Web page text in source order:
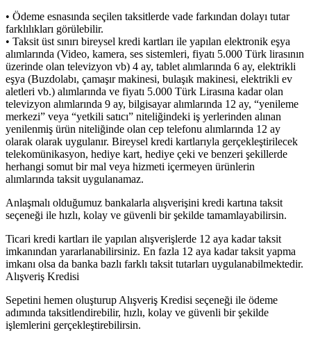
• Ödeme esnasında seçilen taksitlerde vade farkından dolayı tutar
farklılıkları görülebilir.
• Taksit üst sınırı bireysel kredi kartları ile yapılan elektronik eşya
alımlarında (Video, kamera, ses sistemleri, fiyatı 5.000 Türk lirasının
üzerinde olan televizyon vb) 4 ay, tablet alımlarında 6 ay, elektrikli
eşya (Buzdolabı, çamaşır makinesi, bulaşık makinesi, elektrikli ev
aletleri vb.) alımlarında ve fiyatı 5.000 Türk Lirasına kadar olan
televizyon alımlarında 9 ay, bilgisayar alımlarında 12 ay, “yenileme
merkezi” veya “yetkili satıcı” niteliğindeki iş yerlerinden alınan
yenilenmiş ürün niteliğinde olan cep telefonu alımlarında 12 ay
olarak olarak uygulanır. Bireysel kredi kartlarıyla gerçekleştirilecek
telekomünikasyon, hediye kart, hediye çeki ve benzeri şekillerde
herhangi somut bir mal veya hizmeti içermeyen ürünlerin
alımlarında taksit uygulanamaz.
Anlaşmalı olduğumuz bankalarla alışverişini kredi kartına taksit
seçeneği ile hızlı, kolay ve güvenli bir şekilde tamamlayabilirsin.
Ticari kredi kartları ile yapılan alışverişlerde 12 aya kadar taksit
imkanından yararlanabilirsiniz. En fazla 12 aya kadar taksit yapma
imkanı olsa da banka bazlı farklı taksit tutarları uygulanabilmektedir.
Alışveriş Kredisi
Sepetini hemen oluşturup Alışveriş Kredisi seçeneği ile ödeme
adımında taksitlendirebilir, hızlı, kolay ve güvenli bir şekilde
işlemlerini gerçekleştirebilirsin.